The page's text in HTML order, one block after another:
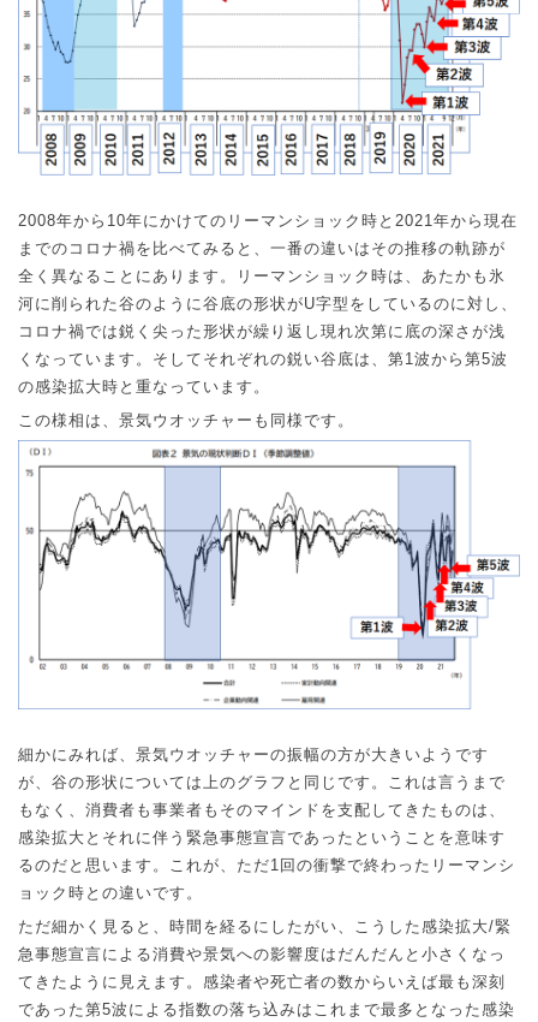
2008年から 10年にかけてのリーマンショック時と 2021年から現在
までのコロナ禍を比べてみると、一番の違いはその推移の軌跡が
全く異なることにあります。リーマンショック時は、あたかも氷
河に削られた谷のように谷底の形状がU字型をしているのに対し、
コロナ禍では鋭く尖った形状が繰り返し現れ次第に底の深さが浅
くなっています。そしてそれぞれの鋭い谷底は、第1波から第5波
の感染拡大時と重なっています。
この様相は、景気ウオッチャーも同様です。
細かにみれば、景気ウオッチャーの振幅の方が大きいようです
が、谷の形状については上のグラフと同じです。これは言うまで
もなく、消費者も事業者もそのマインドを支配してきたものは、
感染拡大とそれに伴う緊急事態宣言であったということを意味す
るのだと思います。これが、ただ1 回の衝撃で終わったリーマンシ
ョック時との違いです。
ただ細かく見ると、時間を経るにしたがい、こうした感染拡大/緊
急事態宣言による消費や景気への影響度はだんだんと小さくなっ
てきたように見えます。感染者や死亡者の数からいえば最も深刻
であった第5波による指数の落ち込みはこれまで最多となった感染